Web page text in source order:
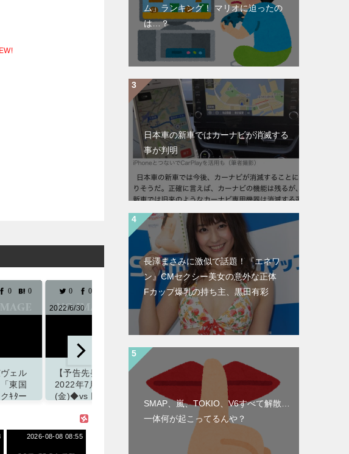
0 0
6/30
予告先発】
2022年7月1日
金)◆vs 巨人
載サイト「ず
0
2022/6/30
【Jリーグ】
「チャント解
禁きたー」声
証試合を追加
発表
0 0 0
2022/6/29
【試合結果】
2022年6月29
日(水)◆vs ヤ
クルト 11回戦
(マツダスタジ
掲載サイト「ず
0
2022/6/29
【J1】神戸
「難しい時期
に来てくれて
感謝」鳥栖
MF飯野七聖を
完全移籍で獲
得したことを
2026-08-08 08:55
ム」ランキング！ マリオに迫ったの
は…？
日本車の新車ではカーナビが消滅する
事が判明
長澤まさみに激似で話題！『エネワ
ン』CMセクシー美女の意外な正体
Fカップ爆乳の持ち主、黒田有彩
SMAP、嵐、TOKIO、V6すべて解散…
一体何が起こってるんや？